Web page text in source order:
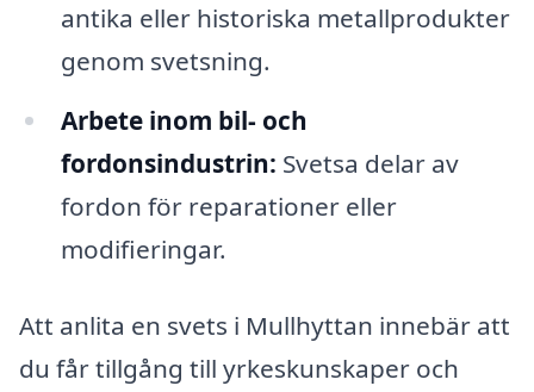
antika eller historiska metallprodukter
genom svetsning.
Arbete inom bil- och
fordonsindustrin: Svetsa delar av
fordon för reparationer eller
modifieringar.
Att anlita en svets i Mullhyttan innebär att
du får tillgång till yrkeskunskaper och